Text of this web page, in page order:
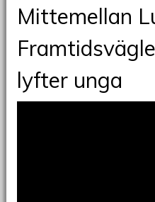
Mittemellan
lyfter unga